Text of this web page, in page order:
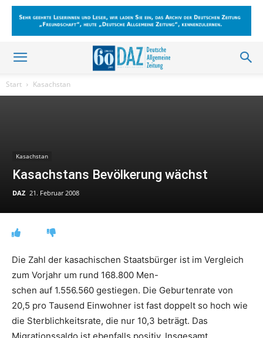
Start Kasachstan
Kasachstan
Kasachstans Bevölkerung wächst
DAZ 21. Februar 2008
Die Zahl der kasachischen Staatsbürger ist im Vergleich
zum Vorjahr um rund 168.800 Men-
schen auf 1.556.560 gestiegen. Die Geburtenrate von
20,5 pro Tausend Einwohner ist fast doppelt so hoch wie
die Sterblichkeitsrate, die nur 10,3 beträgt. Das